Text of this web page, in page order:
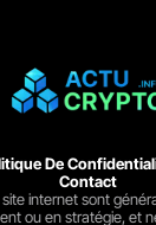
De
Contact
internet sont
ou en stratégie, et